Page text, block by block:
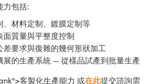
力包括:
、材料定制、鍍膜定制等
面質量與平整度控制
差要求與復雜的幾何形狀加工
展的生產系統 — 從樣品試產到批量生產
客製化生產能力 或在此提交諮詢需